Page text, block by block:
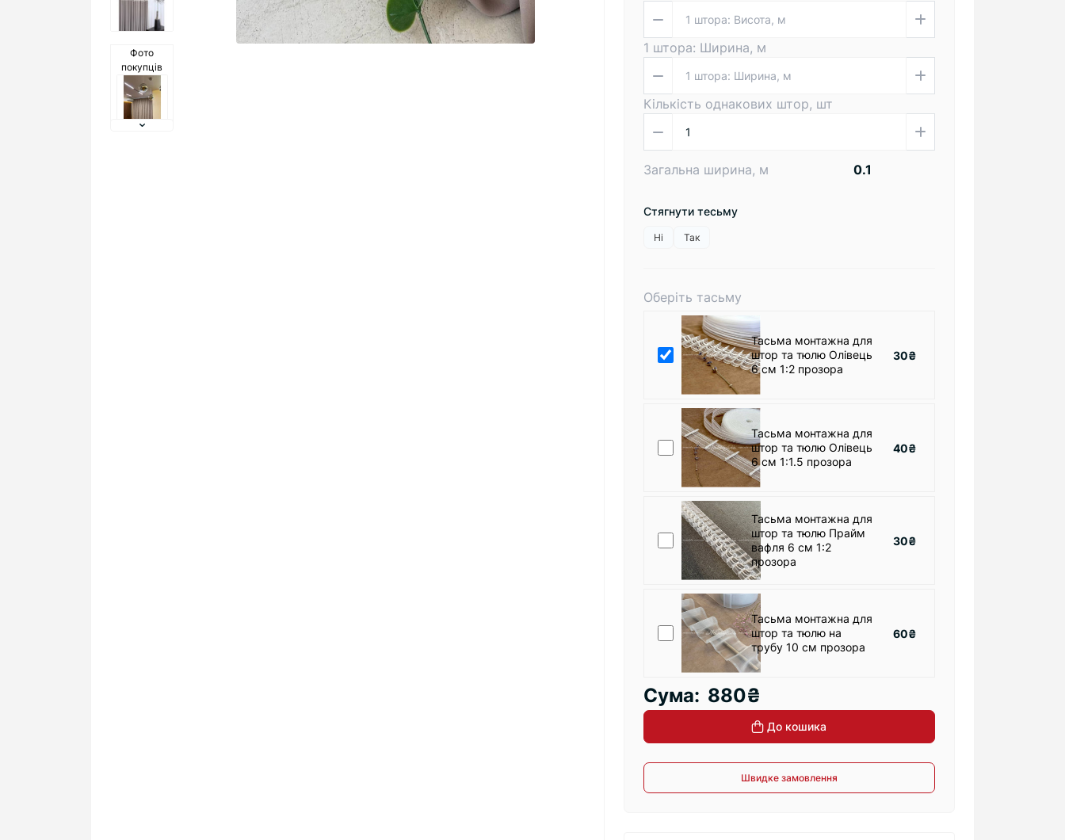
Фото
покупців
1 штора: Ширина, м
Кількість однакових штор, шт
Загальна ширина, м
Стягнути тесьму
Ні Так
Оберіть тасьму
Тасьма монтажна для
штор та тюлю Олівець
6 см 1:2 прозора
30₴
Тасьма монтажна для
штор та тюлю Олівець
6 см 1:1.5 прозора
40₴
Тасьма монтажна для
штор та тюлю Прайм
вафля 6 см 1:2
прозора
30₴
Тасьма монтажна для
штор та тюлю на
трубу 10 см прозора
60₴
Сума: 880₴
До кошика
Швидке замовлення